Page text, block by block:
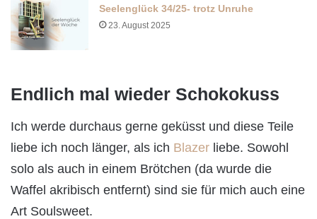
Seelenglück 34/25- trotz Unruhe
23. August 2025
Endlich mal wieder Schokokuss
Ich werde durchaus gerne geküsst und diese Teile
liebe ich noch länger, als ich Blazer liebe. Sowohl
solo als auch in einem Brötchen (da wurde die
Waffel akribisch entfernt) sind sie für mich auch eine
Art Soulsweet.